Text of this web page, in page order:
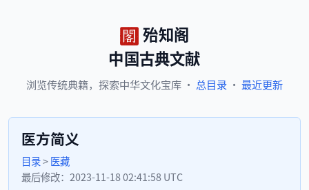
殆知阁
中国古典文献
浏览传统典籍， 探索中华文化宝库 · 总目录 · 最近更新
医方简义
目录>医藏
最后修改： 2023-11-18 02:41:58 UTC